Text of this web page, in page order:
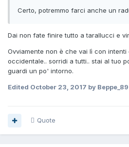
Certo, potremmo farci anche un
Dai non fate finire tutto a tarallucci e
Ovviamente non è che vai lì con intenti
occidentale.. sorridi a tutti.. stai al tuo
guardi un po' intorno.
Edited October 23, 2017 by Beppe_89
Quote